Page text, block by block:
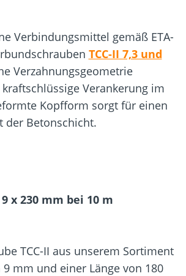
Verbindungsmittel gemäß ETA-
TCC-II 7,3 und
Verzahnungsgeometrie
Verankerung im
Kopfform sorgt für einen
der Betonschicht.
x 230 mm bei 10 m
TCC-II aus unserem Sortiment
mm und einer Länge von 180